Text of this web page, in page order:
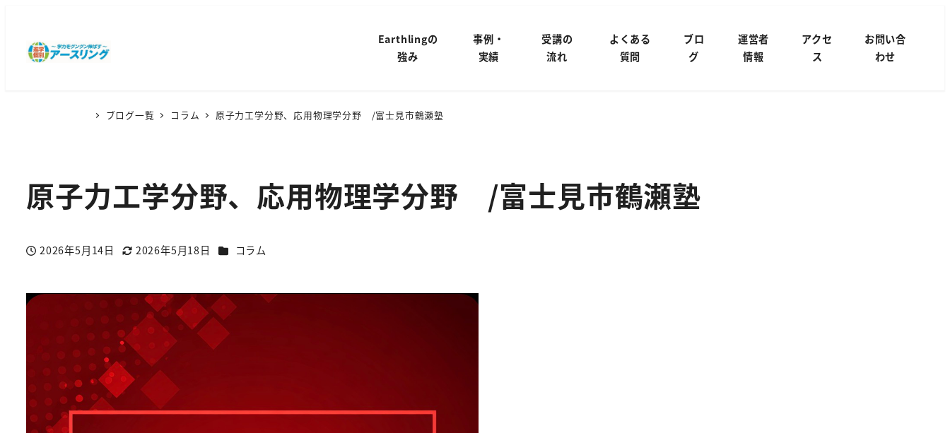
Earthlingの
強み
事例・
実績
受講の
流れ
よくある
質問
ブロ
グ
運営者
情報
アクセ
ス
お問い合
わせ
ブログ一覧 コラム 原子力工学分野、応用物理学分野 /富士見市鶴瀬塾
原子力工学分野、応用物理学分野 /富士見市鶴瀬塾
投稿日
2026年5月14日
更新日
2026年5月18日 カテゴリー
コラム